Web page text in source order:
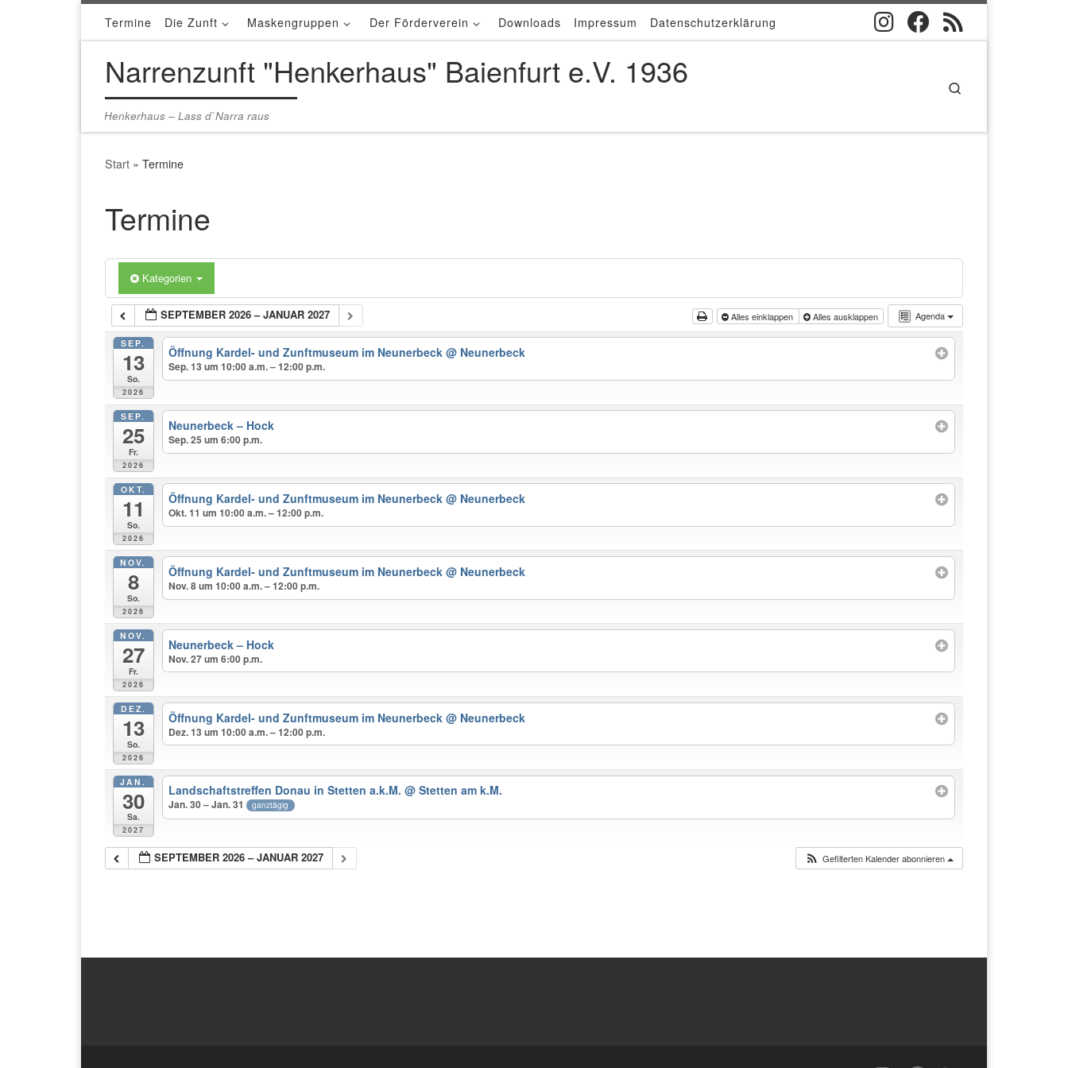
Zum Inhalt springen
Termine Die Zunft Maskengruppen Der Förderverein Downloads Impressum Datenschutzerklärung
Narrenzunft "Henkerhaus" Baienfurt e.V. 1936
Henkerhaus – Lass d`Narra raus
Start » Termine
Termine
Kategorien
Agenda
SEPTEMBER 2026 – JANUAR 2027 Alles einklappen Alles ausklappen
SEP.
13
So.
2026
Öffnung Kardel- und Zunftmuseum im Neunerbeck@ Neunerbeck
Sep. 13 um 10:00 a.m. – 12:00 p.m.
SEP.
25
Fr.
2026
Neunerbeck – Hock
Sep. 25 um 6:00 p.m.
OKT.
11
So.
2026
Öffnung Kardel- und Zunftmuseum im Neunerbeck@ Neunerbeck
Okt. 11 um 10:00 a.m. – 12:00 p.m.
NOV.
8
So.
2026
Öffnung Kardel- und Zunftmuseum im Neunerbeck@ Neunerbeck
Nov. 8 um 10:00 a.m. – 12:00 p.m.
NOV.
27
Fr.
2026
Neunerbeck – Hock
Nov. 27 um 6:00 p.m.
DEZ.
13
So.
2026
Öffnung Kardel- und Zunftmuseum im Neunerbeck@ Neunerbeck
Dez. 13 um 10:00 a.m. – 12:00 p.m.
JAN.
30
Sa.
2027
Landschaftstreffen Donau in Stetten a.k.M.@ Stetten am k.M.
Jan. 30 – Jan. 31 ganztägig
SEPTEMBER 2026 – JANUAR 2027 Gefilterten Kalender abonnieren